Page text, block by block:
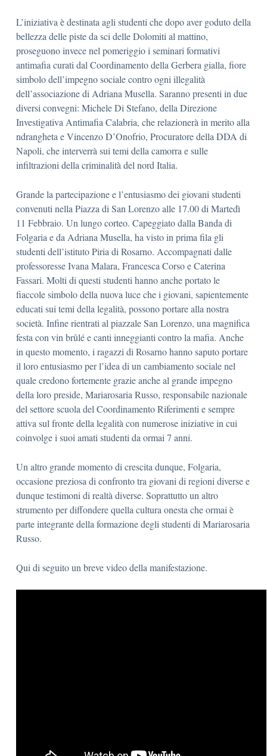
L’iniziativa è destinata agli studenti che dopo aver goduto della
bellezza delle piste da sci delle Dolomiti al mattino,
proseguono invece nel pomeriggio i seminari formativi
antimafia curati dal Coordinamento della Gerbera gialla, fiore
simbolo dell’impegno sociale contro ogni illegalità
dell’associazione di Adriana Musella. Saranno presenti in due
diversi convegni: Michele Di Stefano, della Direzione
Investigativa Antimafia Calabria, che relazionerà in merito alla
ndrangheta e Vincenzo D’Onofrio, Procuratore della DDA di
Napoli, che interverrà sui temi della camorra e sulle
infiltrazioni della criminalità del nord Italia.
Grande la partecipazione e l’entusiasmo dei giovani studenti
convenuti nella Piazza di San Lorenzo alle 17.00 di Martedì
11 Febbraio. Un lungo corteo. Capeggiato dalla Banda di
Folgaria e da Adriana Musella, ha visto in prima fila gli
studenti dell’istituto Piria di Rosarno. Accompagnati dalle
professoresse Ivana Malara, Francesca Corso e Caterina
Fassari. Molti di questi studenti hanno anche portato le
fiaccole simbolo della nuova luce che i giovani, sapientemente
educati sui temi della legalità, possono portare alla nostra
società. Infine rientrati al piazzale San Lorenzo, una magnifica
festa con vin brûlé e canti inneggianti contro la mafia. Anche
in questo momento, i ragazzi di Rosarno hanno saputo portare
il loro entusiasmo per l’idea di un cambiamento sociale nel
quale credono fortemente grazie anche al grande impegno
della loro preside, Mariarosaria Russo, responsabile nazionale
del settore scuola del Coordinamento Riferimenti e sempre
attiva sul fronte della legalità con numerose iniziative in cui
coinvolge i suoi amati studenti da ormai 7 anni.
Un altro grande momento di crescita dunque, Folgaria,
occasione preziosa di confronto tra giovani di regioni diverse e
dunque testimoni di realtà diverse. Soprattutto un altro
strumento per diffondere quella cultura onesta che ormai è
parte integrante della formazione degli studenti di Mariarosaria
Russo.
Qui di seguito un breve video della manifestazione.